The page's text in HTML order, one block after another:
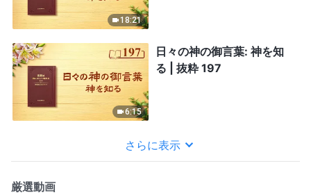
18:21
6:15
日々の神の御言葉: 神を知
る | 抜粋 197
さらに表示
厳選動画